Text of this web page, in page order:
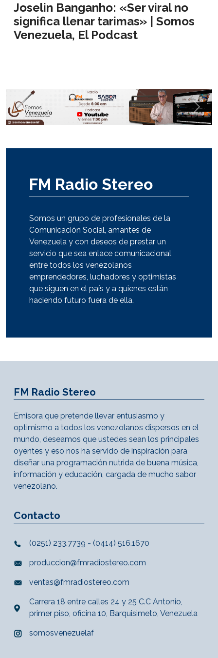
Joselin Banganho: «Ser viral no
significa llenar tarimas» | Somos
Venezuela, El Podcast
Anterior
FM Radio Stereo
Somos un grupo de profesionales de la
Comunicación Social, amantes de
Venezuela y con deseos de prestar un
servicio que sea enlace comunicacional
entre todos los venezolanos
emprendedores, luchadores y optimistas
que siguen en el país y a quienes están
haciendo futuro fuera de ella.
FM Radio Stereo
Emisora que pretende llevar entusiasmo y
optimismo a todos los venezolanos dispersos en el
mundo, deseamos que ustedes sean los principales
oyentes y eso nos ha servido de inspiración para
diseñar una programación nutrida de buena música,
información y educación, cargada de mucho sabor
venezolano.
Contacto
(0251) 233.7739 - (0414) 516.1670
produccion@fmradiostereo.com
ventas@fmradiostereo.com
Carrera 18 entre calles 24 y 25 C.C Antonio,
primer piso, oficina 10, Barquisimeto, Venezuela
somosvenezuelaf